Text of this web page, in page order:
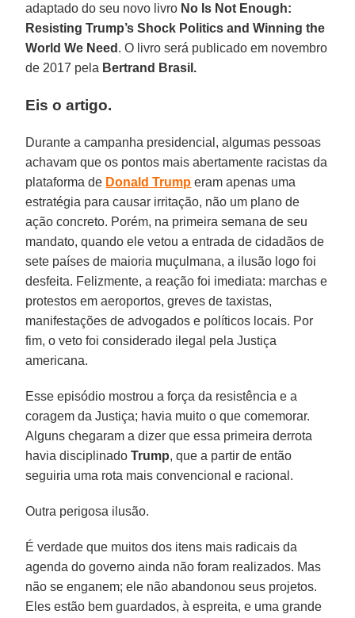
adaptado do seu novo livro No Is Not Enough:
Resisting Trump’s Shock Politics and Winning the
World We Need . O livro será publicado em novembro
de 2017 pela Bertrand Brasil.
Eis o artigo.
Durante a campanha presidencial, algumas pessoas
achavam que os pontos mais abertamente racistas da
plataforma de Donald Trump eram apenas uma
estratégia para causar irritação, não um plano de
ação concreto. Porém, na primeira semana de seu
mandato, quando ele vetou a entrada de cidadãos de
sete países de maioria muçulmana, a ilusão logo foi
desfeita. Felizmente, a reação foi imediata: marchas e
protestos em aeroportos, greves de taxistas,
manifestações de advogados e políticos locais. Por
fim, o veto foi considerado ilegal pela Justiça
americana.
Esse episódio mostrou a força da resistência e a
coragem da Justiça; havia muito o que comemorar.
Alguns chegaram a dizer que essa primeira derrota
havia disciplinadoTrump, que a partir de então
seguiria uma rota mais convencional e racional.
Outra perigosa ilusão.
É verdade que muitos dos itens mais radicais da
agenda do governo ainda não foram realizados. Mas
não se enganem; ele não abandonou seus projetos.
Eles estão bem guardados, à espreita, e uma grande